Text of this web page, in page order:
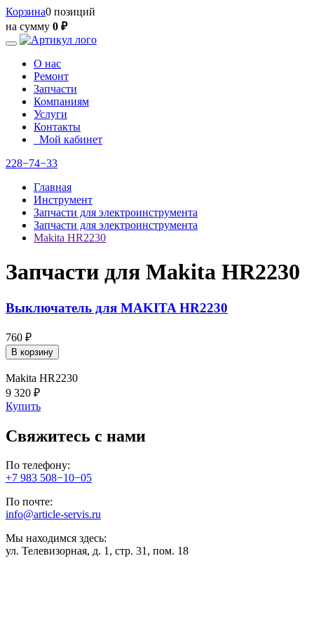
Корзина0 позиций
на сумму 0 ₽
О нас
Ремонт
Запчасти
Компаниям
Услуги
Контакты
Мой кабинет
228−74−33
Главная
Инструмент
Запчасти для электроинструмента
Запчасти для электроинструмента
Makita HR2230
Запчасти для Makita HR2230
Выключатель для MAKITA HR2230
760 ₽
В корзину
Makita HR2230
9 320 ₽
Купить
Свяжитесь с нами
По телефону:
+7 983 508−10−05
По почте:
info@article-servis.ru
Мы находимся здесь:
ул. Телевизорная, д. 1, стр. 31, пом. 18